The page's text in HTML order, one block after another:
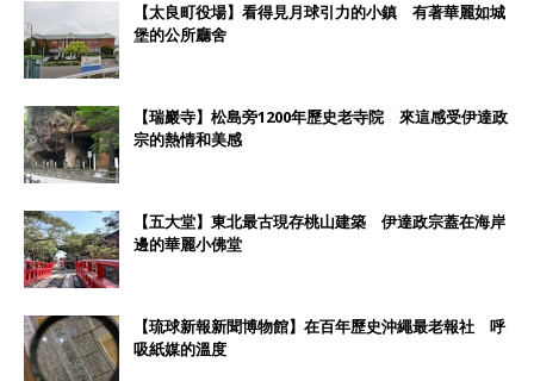
【太良町役場】看得見月球引力的小鎮 有著華麗如城
堡的公所廳舍
【瑞巖寺】松島旁1200年歷史老寺院 來這感受伊達政
宗的熱情和美感
【五大堂】東北最古現存桃山建築 伊達政宗蓋在海岸
邊的華麗小佛堂
【琉球新報新聞博物館】在百年歷史沖繩最老報社 呼
吸紙媒的溫度